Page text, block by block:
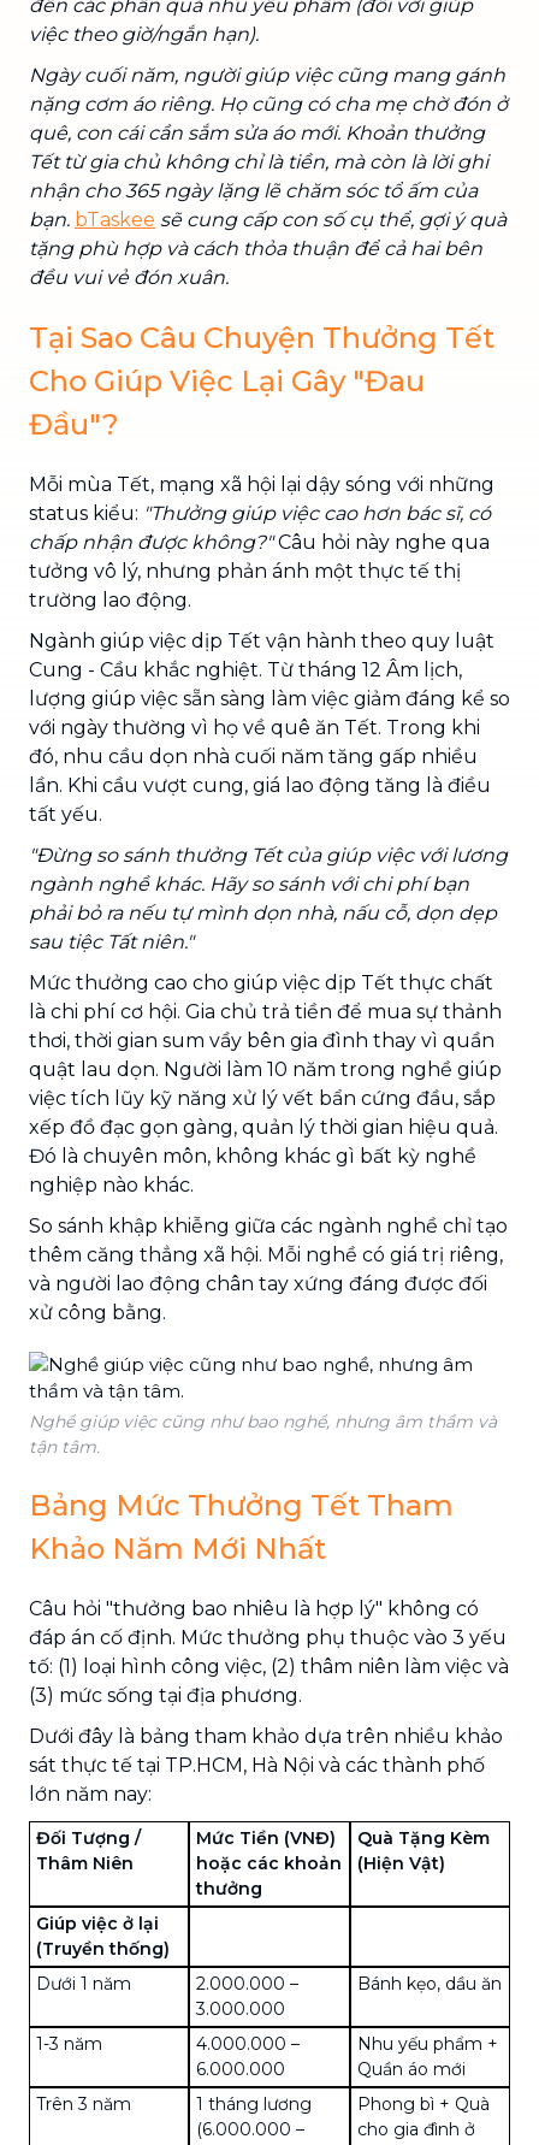
đến các phần quà nhu yếu phẩm (đối với giúp
việc theo giờ/ngắn hạn).
Ngày cuối năm, người giúp việc cũng mang gánh
nặng cơm áo riêng. Họ cũng có cha mẹ chờ đón ở
quê, con cái cần sắm sửa áo mới. Khoản thưởng
Tết từ gia chủ không chỉ là tiền, mà còn là lời ghi
nhận cho 365 ngày lặng lẽ chăm sóc tổ ấm của
bạn. bTaskee sẽ cung cấp con số cụ thể, gợi ý quà
tặng phù hợp và cách thỏa thuận để cả hai bên
đều vui vẻ đón xuân.
Tại Sao Câu Chuyện Thưởng Tết
Cho Giúp Việc Lại Gây "Đau
Đầu"?
Mỗi mùa Tết, mạng xã hội lại dậy sóng với những
status kiểu: "Thưởng giúp việc cao hơn bác sĩ, có
chấp nhận được không?"Câu hỏi này nghe qua
tưởng vô lý, nhưng phản ánh một thực tế thị
trường lao động.
Ngành giúp việc dịp Tết vận hành theo quy luật
Cung - Cầu khắc nghiệt. Từ tháng 12 Âm lịch,
lượng giúp việc sẵn sàng làm việc giảm đáng kể so
với ngày thường vì họ về quê ăn Tết. Trong khi
đó, nhu cầu dọn nhà cuối năm tăng gấp nhiều
lần. Khi cầu vượt cung, giá lao động tăng là điều
tất yếu.
"Đừng so sánh thưởng Tết của giúp việc với lương
ngành nghề khác. Hãy so sánh với chi phí bạn
phải bỏ ra nếu tự mình dọn nhà, nấu cỗ, dọn dẹp
sau tiệc Tất niên."
Mức thưởng cao cho giúp việc dịp Tết thực chất
là chi phí cơ hội. Gia chủ trả tiền để mua sự thảnh
thơi, thời gian sum vầy bên gia đình thay vì quần
quật lau dọn. Người làm 10 năm trong nghề giúp
việc tích lũy kỹ năng xử lý vết bẩn cứng đầu, sắp
xếp đồ đạc gọn gàng, quản lý thời gian hiệu quả.
Đó là chuyên môn, không khác gì bất kỳ nghề
nghiệp nào khác.
So sánh khập khiễng giữa các ngành nghề chỉ tạo
thêm căng thẳng xã hội. Mỗi nghề có giá trị riêng,
và người lao động chân tay xứng đáng được đối
xử công bằng.
Nghề giúp việc cũng như bao nghề, nhưng âm thầm và
tận tâm.
Bảng Mức Thưởng Tết Tham
Khảo Năm Mới Nhất
Câu hỏi "thưởng bao nhiêu là hợp lý" không có
đáp án cố định. Mức thưởng phụ thuộc vào 3 yếu
tố: (1) loại hình công việc, (2) thâm niên làm việc và
(3) mức sống tại địa phương.
Dưới đây là bảng tham khảo dựa trên nhiều khảo
sát thực tế tại TP.HCM, Hà Nội và các thành phố
lớn năm nay:
Đối Tượng /
Thâm Niên
Mức Tiền (VNĐ)
hoặc các khoản
thưởng
Quà Tặng Kèm
(Hiện Vật)
Giúp việc ở lại
(Truyền thống)
Dưới 1 năm
2.000.000 –
3.000.000
Bánh kẹo, dầu ăn
1-3 năm
4.000.000 –
6.000.000
Nhu yếu phẩm +
Quần áo mới
Trên 3 năm
1 tháng lương
(6.000.000 –
Phong bì + Quà
cho gia đình ở